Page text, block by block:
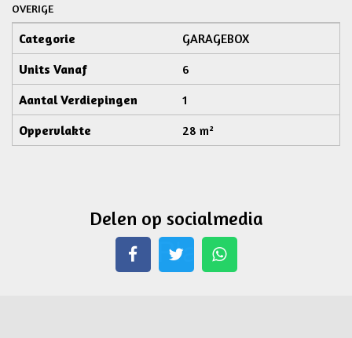
OVERIGE
Categorie
GARAGEBOX
Units Vanaf
6
Aantal Verdiepingen
1
Oppervlakte
28 m²
Delen op socialmedia
Whatsapp